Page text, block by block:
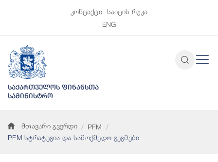
კონტაქტი
საიტის რუკა
ENG
საქართველოს ფინანსთა
სამინისტრო
მთავარი გვერდი
PFM
PFM სტრატეგია და სამოქმედო გეგმები